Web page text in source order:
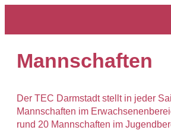
springen
Mannschaften
Der TEC Darmstadt stellt in jeder
Mannschaften im
rund 20 Mannschaften im